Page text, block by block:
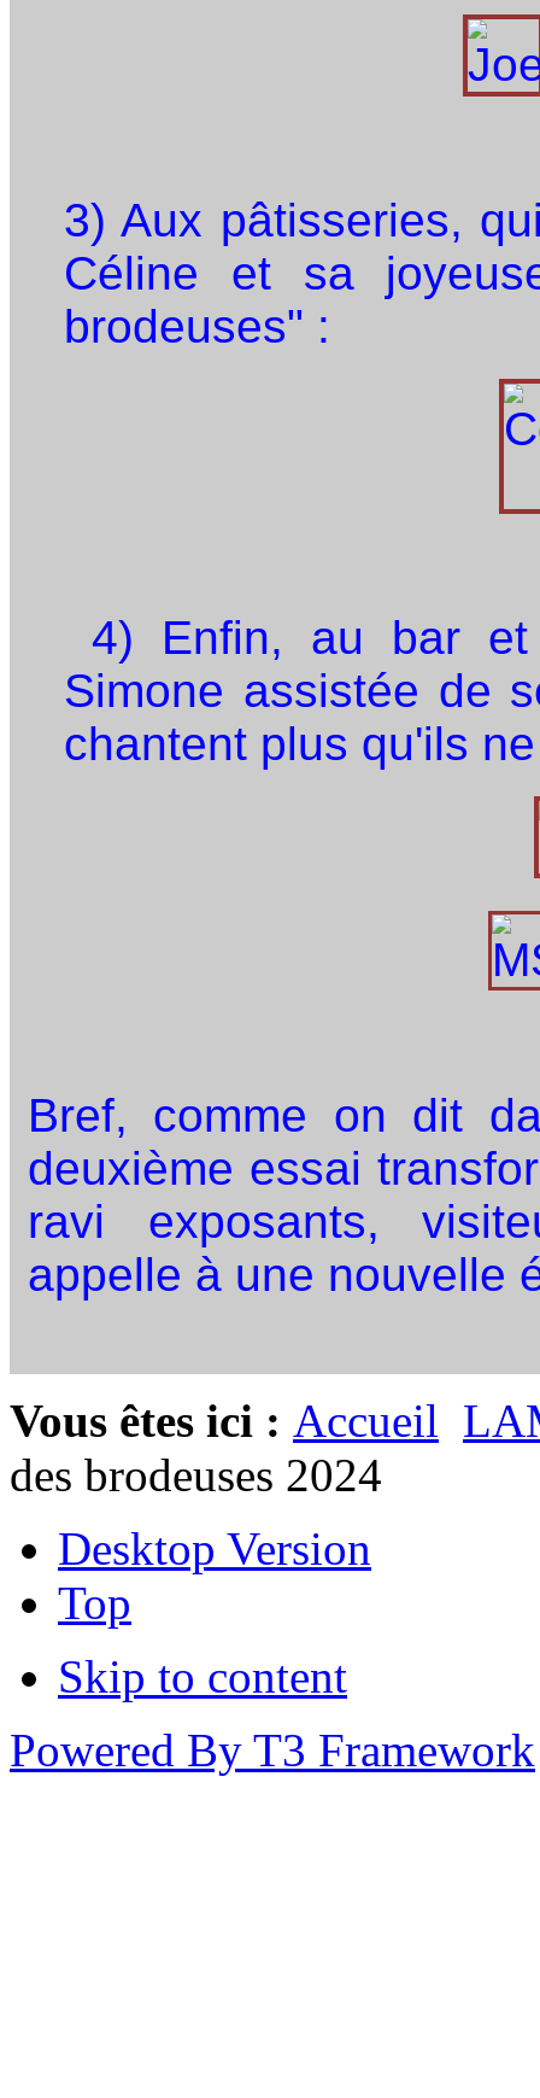
3) Aux pâtisseries,
Céline et sa
brodeuses" :
4) Enfin, au bar et
Simone assistée de
chantent plus qu'ils
Bref, comme on dit
deuxième essai
ravi exposants,
appelle à une nouvelle
Vous êtes ici : Accueil
des brodeuses 2024
Desktop Version
Top
Skip to content
Powered By T3 Framework